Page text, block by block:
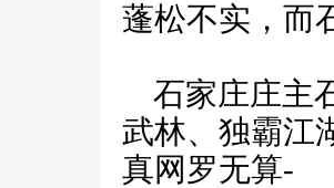
蓬松不实，而
石家庄庄主
武林、独霸江
真网罗无算-